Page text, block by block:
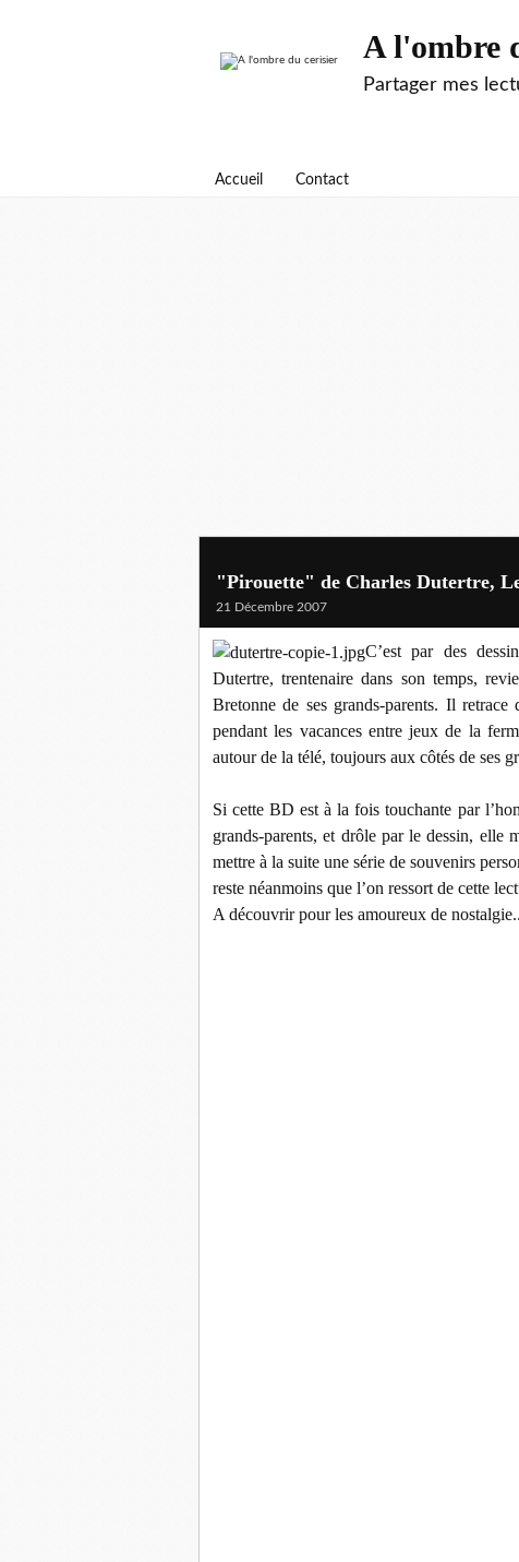
A l'ombre
Partager mes
Accueil Contact
"Pirouette" de Charles Dutertre,
21 Décembre 2007
C’est par des
Dutertre, trentenaire dans son temps,
Bretonne de ses grands-parents. Il retrace
pendant les vacances entre jeux de la
autour de la télé, toujours aux côtés de ses
Si cette BD est à la fois touchante par
grands-parents, et drôle par le dessin, elle
mettre à la suite une série de souvenirs
reste néanmoins que l’on ressort de cette
A découvrir pour les amoureux de